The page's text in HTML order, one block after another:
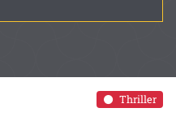
Thriller